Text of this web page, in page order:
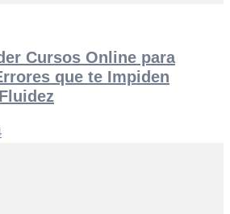
Cursos Online para
que te Impiden